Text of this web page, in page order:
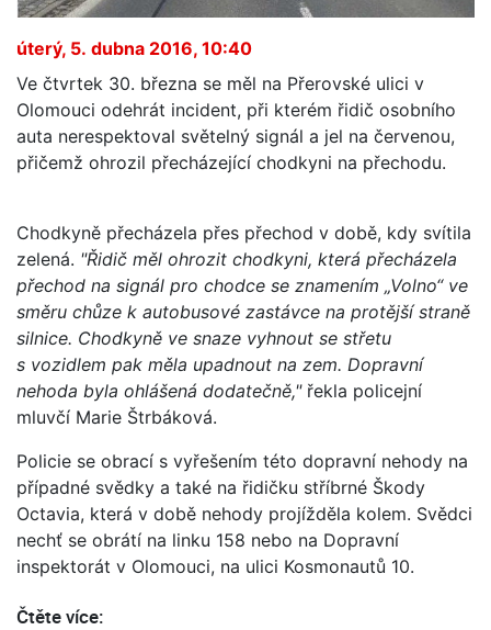
úterý, 5. dubna 2016, 10:40
Ve čtvrtek 30. března se měl na Přerovské ulici v
Olomouci odehrát incident, při kterém řidič osobního
auta nerespektoval světelný signál a jel na červenou,
přičemž ohrozil přecházející chodkyni na přechodu.
Chodkyně přecházela přes přechod v době, kdy svítila
zelená. "Řidič měl ohrozit chodkyni, která přecházela
přechod na signál pro chodce se znamením „Volno“ ve
směru chůze k autobusové zastávce na protější straně
silnice. Chodkyně ve snaze vyhnout se střetu
s vozidlem pak měla upadnout na zem. Dopravní
nehoda byla ohlášená dodatečně,"řekla policejní
mluvčí Marie Štrbáková.
Policie se obrací s vyřešením této dopravní nehody na
případné svědky a také na řidičku stříbrné Škody
Octavia, která v době nehody projížděla kolem. Svědci
nechť se obrátí na linku 158 nebo na Dopravní
inspektorát v Olomouci, na ulici Kosmonautů 10.
Čtěte více: